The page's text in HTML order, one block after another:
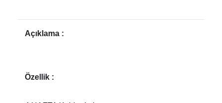
Açıklama :
Özellik :